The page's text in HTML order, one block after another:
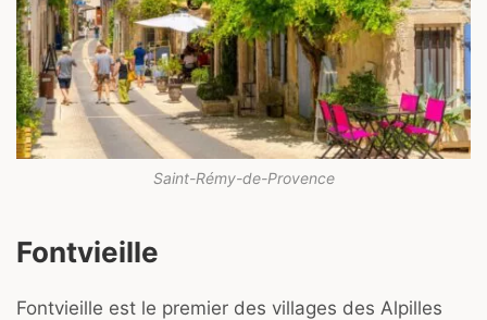
Saint-Rémy-de-Provence
Fontvieille
Fontvieille est le premier des villages des Alpilles